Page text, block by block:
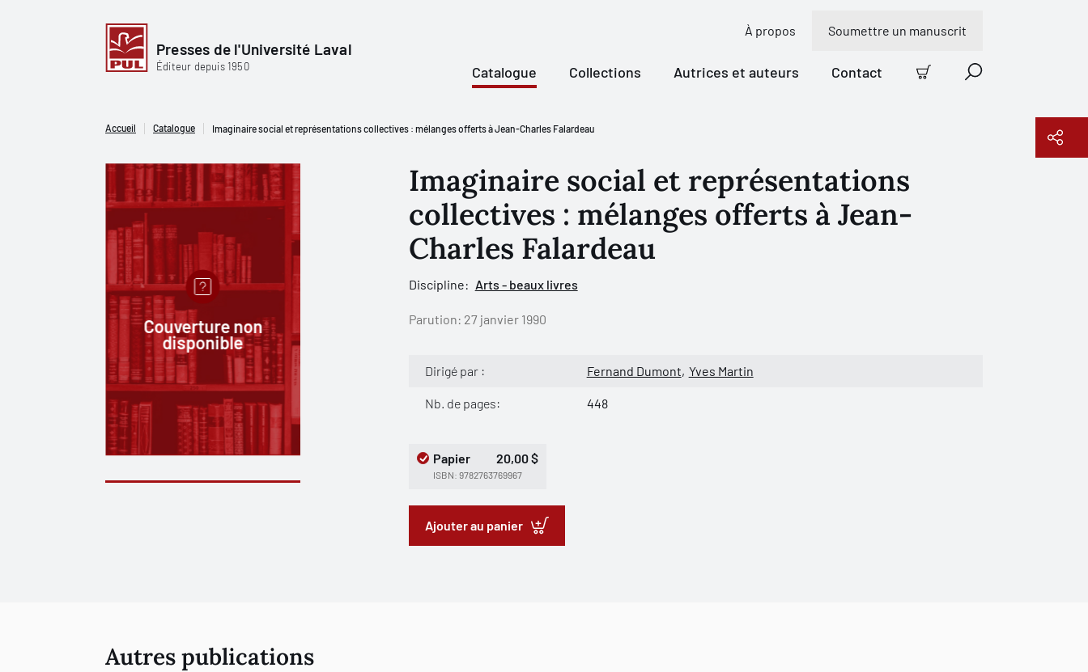
Presses de l'Université Laval
Éditeur depuis 1950
À propos Soumettre un manuscrit
Catalogue Collections Autrices et auteurs Contact
Panier Recherche
Accueil Catalogue Imaginaire social et représentations collectives : mélanges offerts à Jean-Charles Falardeau
Couverture non
disponible
Imaginaire social et représentations
collectives : mélanges offerts à Jean-
Charles Falardeau
Discipline: Arts - beaux livres
Parution: 27 janvier 1990
Dirigé par : Fernand Dumont Yves Martin
Nb. de pages: 448
Papier 20,00 $
ISBN: 9782763769967
Ajouter au panier
Autres publications